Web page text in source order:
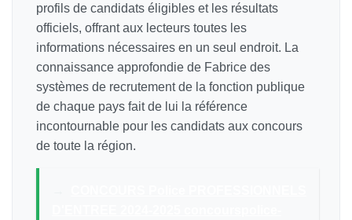
profils de candidats éligibles et les résultats
officiels, offrant aux lecteurs toutes les
informations nécessaires en un seul endroit. La
connaissance approfondie de Fabrice des
systèmes de recrutement de la fonction publique
de chaque pays fait de lui la référence
incontournable pour les candidats aux concours
de toute la région.